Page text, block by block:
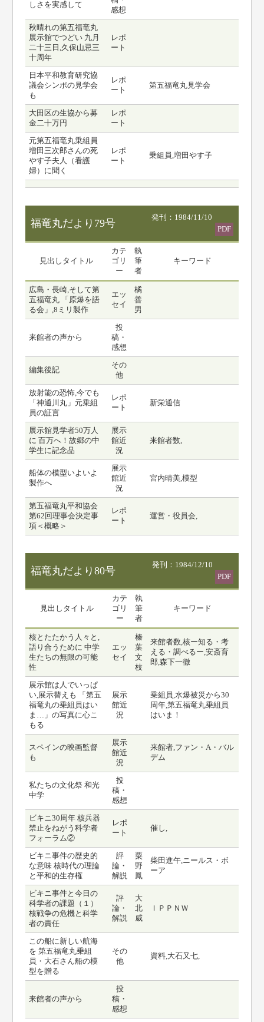
しさを実感して
感想
秋晴れの第五福竜丸
展示館でつどい 九月
二十三日,久保山忌三
十周年
レポ
ート
日本平和教育研究協
議会シンポの見学会
も
レポ
ート
第五福竜丸見学会
大田区の生協から募
金二十万円
レポ
ート
元第五福竜丸乗組員
増田三次郎さんの死
やす子夫人（看護
婦）に聞く
レポ
ート
乗組員,増田やす子
福竜丸だより79号
発刊：1984/11/10
PDF
見出しタイトル
カテ
ゴリ
ー
執
筆
者
キーワード
広島・長崎,そして第
五福竜丸 「原爆を語
る会」,8ミリ製作
エッ
セイ
橘
善
男
来館者の声から
投
稿・
感想
編集後記
その
他
放射能の恐怖,今でも
「神通川丸」元乗組
員の証言
レポ
ート
新栄通信
展示館見学者50万人
に 百万へ！故郷の中
学生に記念品
展示
館近
況
来館者数,
船体の模型いよいよ
製作へ
展示
館近
況
宮内晴美,模型
第五福竜丸平和協会
第62回理事会決定事
項＜概略＞
レポ
ート
運営・役員会,
福竜丸だより80号
発刊：1984/12/10
PDF
見出しタイトル
カテ
ゴリ
ー
執
筆
者
キーワード
核とたたかう人々と,
語り合うために 中学
生たちの無限の可能
性
エッ
セイ
榛
葉
文
枝
来館者数,核ー知る・考
える・調べるー,安斎育
郎,森下一徹
展示館は人でいっぱ
い,展示替えも 「第五
福竜丸の乗組員はい
ま…」の写真に心こ
もる
展示
館近
況
乗組員,水爆被災から30
周年,第五福竜丸乗組員
はいま！
スペインの映画監督
も
展示
館近
況
来館者,ファン・A・バル
デム
私たちの文化祭 和光
中学
投
稿・
感想
ビキニ30周年 核兵器
禁止をねがう科学者
フォーラム②
レポ
ート
催し,
ビキニ事件の歴史的
な意味 核時代の理論
と平和的生存権
評
論・
解説
粟
野
鳳
柴田進午,ニールス・ボ
ーア
ビキニ事件と今日の
科学者の課題（１）
核戦争の危機と科学
者の責任
評
論・
解説
大
北
威
ＩＰＰＮＷ
この船に新しい航海
を 第五福竜丸乗組
員・大石さん船の模
型を贈る
その
他
資料,大石又七,
来館者の声から
投
稿・
感想